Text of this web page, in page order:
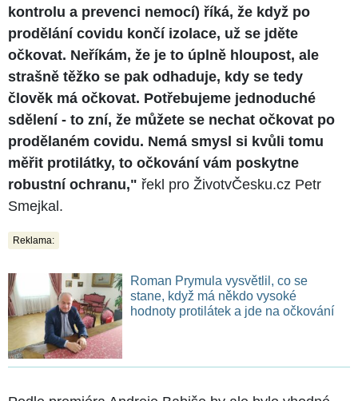
kontrolu a prevenci nemocí) říká, že když po
prodělání covidu končí izolace, už se jděte
očkovat. Neříkám, že je to úplně hloupost, ale
strašně těžko se pak odhaduje, kdy se tedy
člověk má očkovat. Potřebujeme jednoduché
sdělení - to zní, že můžete se nechat očkovat po
prodělaném covidu. Nemá smysl si kvůli tomu
měřit protilátky, to očkování vám poskytne
robustní ochranu," řekl pro ŽivotvČesku.cz Petr
Smejkal.
Reklama:
Roman Prymula vysvětlil, co se
stane, když má někdo vysoké
hodnoty protilátek a jde na očkování